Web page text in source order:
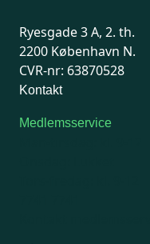
Ryesgade 3 A, 2. th.
2200 København N.
CVR-nr: 63870528
Kontakt
Medlemsservice